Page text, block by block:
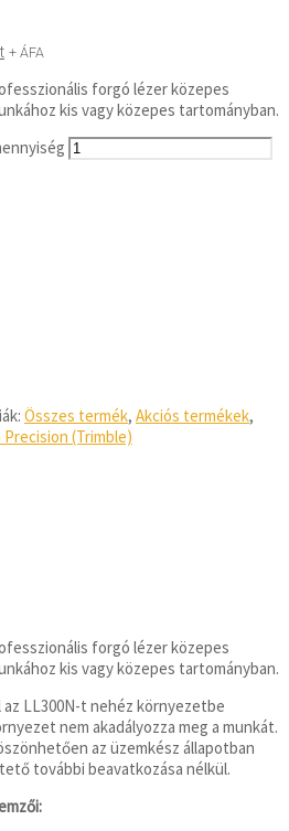
+ ÁFA
forgó lézer közepes
kis vagy közepes tartományban.
Összes termék, Akciós termékek,
(Trimble)
forgó lézer közepes
kis vagy közepes tartományban.
az LL300N-t nehéz környezetbe
nem akadályozza meg a munkát.
az üzemkész állapotban
további beavatkozása nélkül.